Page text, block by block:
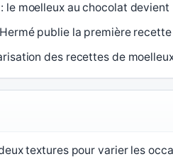
le moelleux au chocolat
publie la première
des recettes de
textures pour varier les